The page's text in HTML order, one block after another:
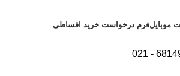
موبایلفرم درخواست خرید اقساطی
68149 -